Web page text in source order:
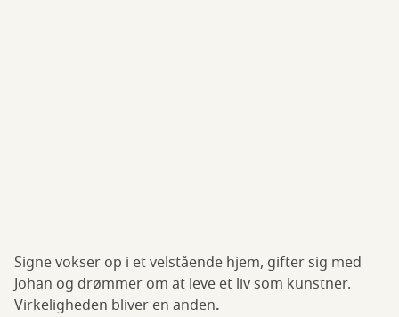
Signe vokser op i et velstående hjem, gifter sig med
Johan og drømmer om at leve et liv som kunstner.
Virkeligheden bliver en anden.